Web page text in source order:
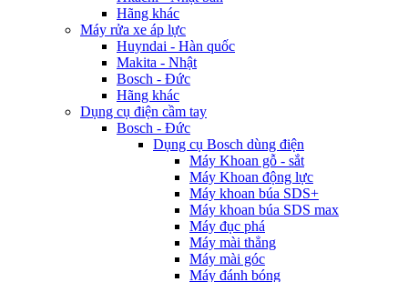
Hãng khác
Máy rửa xe áp lực
Huyndai - Hàn quốc
Makita - Nhật
Bosch - Đức
Hãng khác
Dụng cụ điện cầm tay
Bosch - Đức
Dụng cụ Bosch dùng điện
Máy Khoan gỗ - sắt
Máy Khoan động lực
Máy khoan búa SDS+
Máy khoan búa SDS max
Máy đục phá
Máy mài thẳng
Máy mài góc
Máy đánh bóng